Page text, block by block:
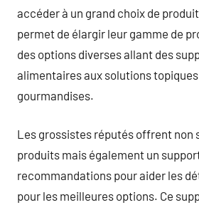
accéder à un grand choix de
permet de élargir leur gamme de
des options diverses allant des
alimentaires aux solutions
gourmandises.
Les grossistes réputés offrent non
produits mais également un
recommandations pour aider les
pour les meilleures options. Ce